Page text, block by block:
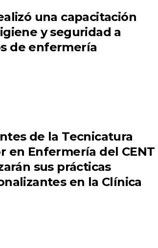
una capacitación
y seguridad a
de enfermería
de la Tecnicatura
en Enfermería del CENT
sus prácticas
en la Clínica